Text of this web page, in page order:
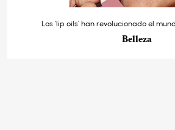
Los ‘lip oils’ han revolucionado el
Belleza